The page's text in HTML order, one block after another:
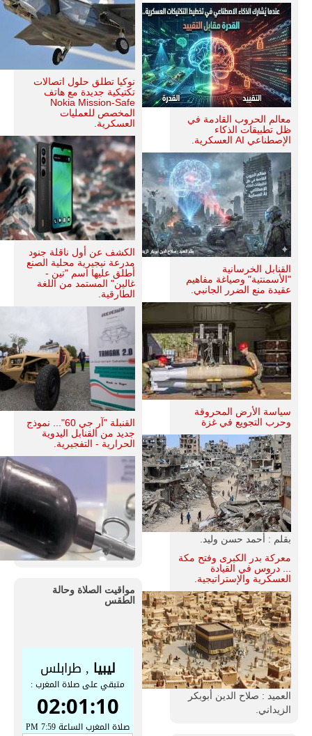
معالم الحروب القادمة في
ظل تطبيقات الذكاء
الإصطناعي AI العسكرية.
القنابل الخرسانية
"الأسمنتية" وصياغة مفاهيم
عقيدة منع الضرر الجانبي.
سياسة الأرض المحروقة
وحرب التجويع في غزة
بقلم : أحمد حسن وليد.
معركة بدر الكبرى وفتح مكة
... دروس في القيادة
العسكرية والإستراتيجية.
العميد : صلاح الدين أبوبكر
الزيداني.
نوكيا تطلق حلول اتصالات
تكتيكية جديدة مع هاتف
Nokia Mission-Safe
المخصص للعمليات
العسكرية.
الكشف عن أول ناقلة جنود
مدرعة نيجيرية محلية الصنع
أطلق عليها اسم "تين -
غالين" المستمد من اللغة
الطارقية.
القنبلة "آر جي 60"... نموذج
جديد من القنابل اليدوية
الحرارية - التفجيرية.
مواقيت الصلاة وحالة
الطقس